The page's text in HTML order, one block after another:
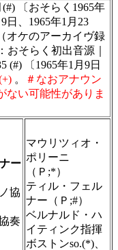
〔おそらく1965年
日、1965年1月23
オケのアーカイヴ録
おそらく初出音源｜
(#) 〔1965年1月9日
。
＃なおアナウン
ない可能性がありま
ー
協
奏
マウリツィオ・
ポリーニ
（Ｐ;*）
ティル・フェル
ナー（Ｐ;#）
ベルナルド・ハ
イティンク指揮
ボストンso.(*)、